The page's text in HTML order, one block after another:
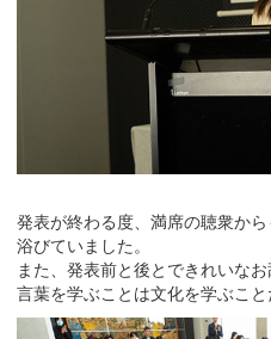
発表が終わる度、満席の聴衆か
浴びていました。
また、発表前と後とできれいな
言葉を学ぶことは文化を学ぶこと